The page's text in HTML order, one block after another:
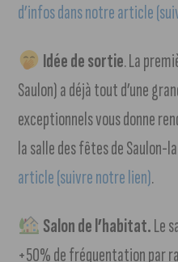
d’infos dans notre article
Idée de sortie. La
Saulon) a déjà tout d’une
exceptionnels vous donne
la salle des fêtes de Saulon-
article (suivre notre lien).
Salon de l’habitat.Le
+50% de fréquentation par